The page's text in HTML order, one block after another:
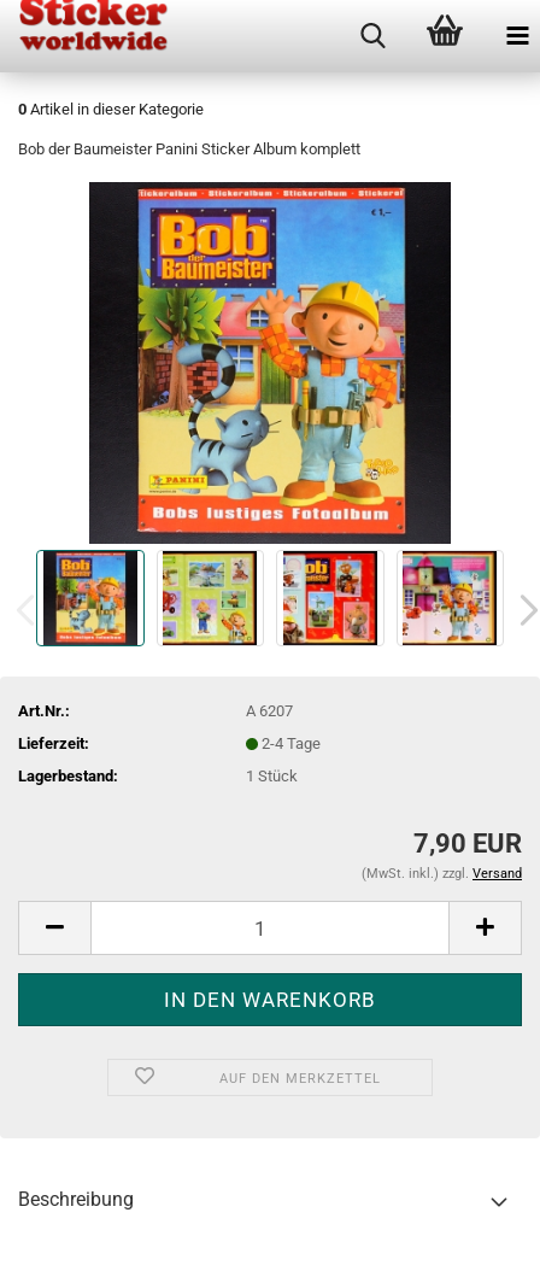
0 Artikel in dieser Kategorie
Bob der Baumeister Panini Sticker Album komplett
Art.Nr.:
A 6207
Lieferzeit:
2-4 Tage
Lagerbestand:
1Stück
7,90 EUR
(MwSt. inkl.) zzgl. Versand
AUF DEN MERKZETTEL
Beschreibung